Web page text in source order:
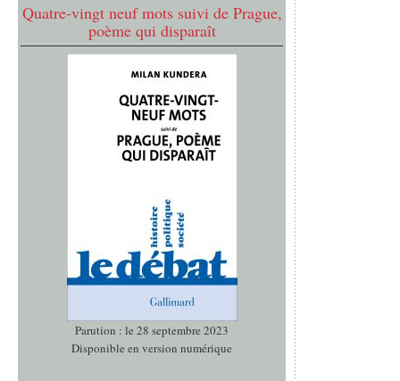
Quatre-vingt neuf mots suivi de Prague,
poème qui disparaît
Parution : le 28 septembre 2023
Disponible en version numérique